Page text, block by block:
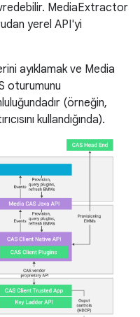
MediaExtractor
yerel API'yi
ayıklamak ve Media
oturumunu
(örneğin,
kullandığında).